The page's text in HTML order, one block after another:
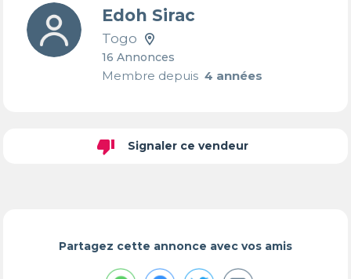
Edoh Sirac
Togo
16 Annonces
Membre depuis4 années
thumb_down Signaler ce vendeur
Partagez cette annonce avec vos amis